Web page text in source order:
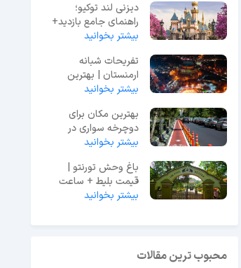
دیزنی لند توکیو؛
راهنمای جامع بازدید+
عکس و آدرس
بیشتر بخوانید
تفریحات شبانه
ارمنستان | بهترین
مکان‌ها برای شب‌گردی
بیشتر بخوانید
بهترین مکان برای
دوچرخه سواری در
مشهد + عکس و آدرس
بیشتر بخوانید
باغ وحش تورنتو |
قیمت بلیط + ساعت
بازدید و ادرس + عکس
بیشتر بخوانید
محبوب ترین مقالات